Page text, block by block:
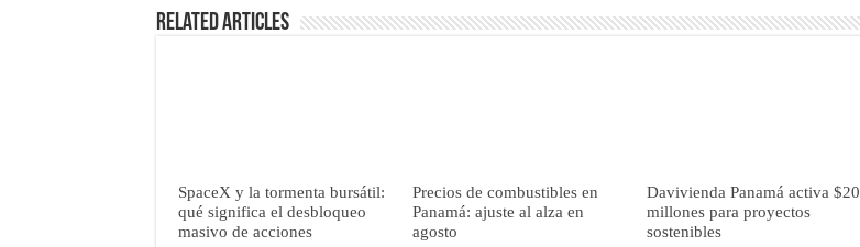
Related Articles
SpaceX y la tormenta bursátil:
qué significa el desbloqueo
masivo de acciones
Precios de combustibles en
Panamá: ajuste al alza en
agosto
Davivienda Panamá activa $20
millones para proyectos
sostenibles